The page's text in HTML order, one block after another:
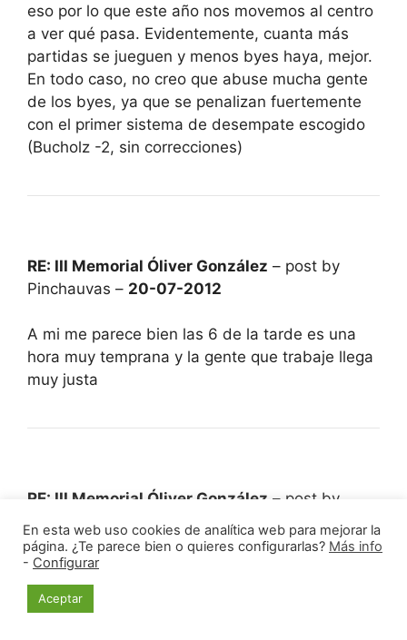
eso por lo que este año nos movemos al centro
a ver qué pasa. Evidentemente, cuanta más
partidas se jueguen y menos byes haya, mejor.
En todo caso, no creo que abuse mucha gente
de los byes, ya que se penalizan fuertemente
con el primer sistema de desempate escogido
(Bucholz -2, sin correcciones)
RE: III Memorial Óliver González – post by
Pinchauvas – 20-07-2012
A mi me parece bien las 6 de la tarde es una
hora muy temprana y la gente que trabaje llega
muy justa
RE: III Memorial Óliver González – post by
Webmaster –
24-07-2012
Ya tenemos la primera lista de inscritos en
chess-results, si queréis inscribiros sólo tenéis
que decirlo
En esta web uso cookies de analítica web para mejorar la
página. ¿Te parece bien o quieres configurarlas? Más info
- Configurar
Aceptar